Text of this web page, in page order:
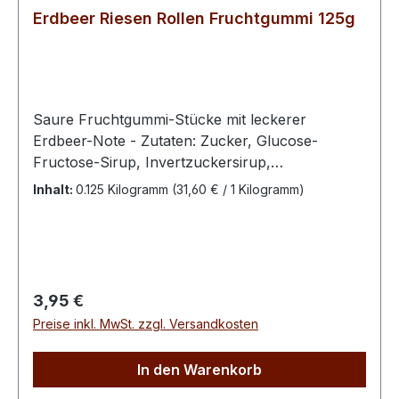
Erdbeer Riesen Rollen Fruchtgummi 125g
Saure Fruchtgummi-Stücke mit leckerer
Erdbeer-Note - Zutaten: Zucker, Glucose-
Fructose-Sirup, Invertzuckersirup,
WEIZENMEHL, (enthält GLUTEN), Maisstärke,
Johannisbeeren, Farbstoff E 120100 g enthalten
durchschnittlich: Energie 1619 kJ / 382 kcal Fett
3,1 g davon gesättigte Fettsäuren 2,7 g
Kohlenhydrate 86 g davon Zucker 68 g Eiweiß
1,4 g Salz 0,18 g
Inhalt: 0.125 Kilogramm (31,60 € / 1 Kilogramm)
Regulärer Preis:
3,95 €
Preise inkl. MwSt. zzgl. Versandkosten
In den Warenkorb